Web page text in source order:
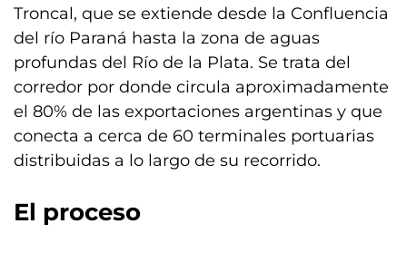
Troncal, que se extiende desde la Confluencia
del río Paraná hasta la zona de aguas
profundas del Río de la Plata. Se trata del
corredor por donde circula aproximadamente
el 80% de las exportaciones argentinas y que
conecta a cerca de 60 terminales portuarias
distribuidas a lo largo de su recorrido.
El proceso